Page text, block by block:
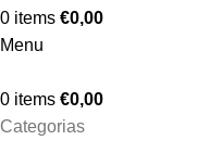
0 items €0,00
Menu
0 items €0,00
Categorias